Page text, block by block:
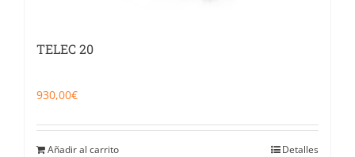
TELEC 20
930,00€
Añadir al carrito Detalles